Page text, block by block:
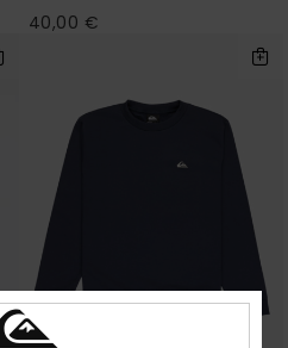
40,00 €